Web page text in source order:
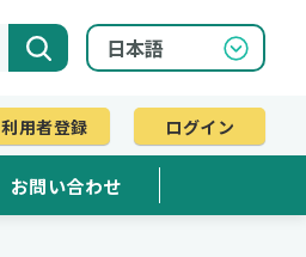
利用者登録 ログイン
お問い合わせ